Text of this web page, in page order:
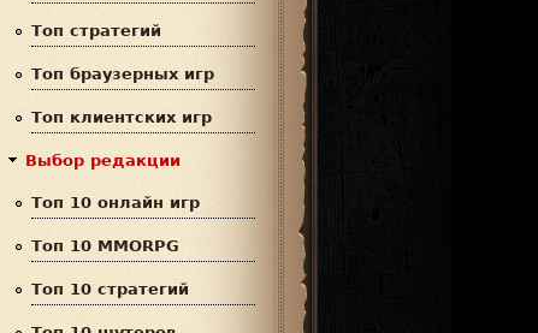
Топ стратегий
Топ браузерных игр
Топ клиентских игр
Выбор редакции
Топ 10 онлайн игр
Топ 10 MMORPG
Топ 10 стратегий